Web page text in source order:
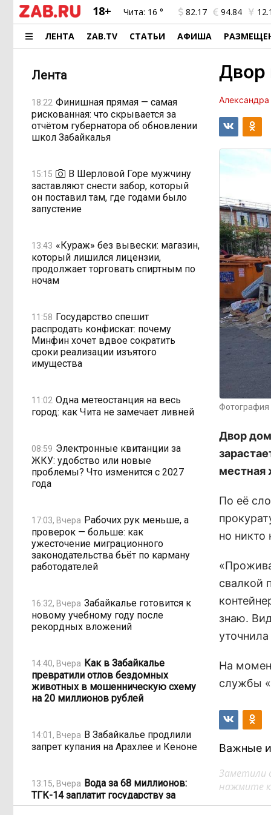
18+ Чита: 16 ° 82.17 94.84
ЛЕНТА ZAB.TV СТАТЬИ АФИША
Лента
18:22 Финишная прямая — самая
рискованная: что скрывается за
отчётом губернатора об обновлении
школ Забайкалья
15:15
В Шерловой Горе мужчину
заставляют снести забор, который
он поставил там, где годами было
запустение
13:43 «Кураж» без вывески: магазин,
который лишился лицензии,
продолжает торговать спиртным по
ночам
11:58 Государство спешит
распродать конфискат: почему
Минфин хочет вдвое сократить
сроки реализации изъятого
имущества
11:02 Одна метеостанция на весь
город: как Чита не замечает ливней
08:59 Электронные квитанции за
ЖКУ: удобство или новые
проблемы? Что изменится с 2027
года
17:03, Вчера Рабочих рук меньше, а
проверок — больше: как
ужесточение миграционного
законодательства бьёт по карману
работодателей
16:32, Вчера Забайкалье готовится к
новому учебному году после
рекордных вложений
14:40, Вчера Как в Забайкалье
превратили отлов бездомных
животных в мошенническую схему
на 20 миллионов рублей
14:01, Вчера В Забайкалье продлили
запрет купания на Арахлее и Кеноне
13:15, Вчера Вода за 68 миллионов:
ТГК-14 заплатит государству за
пользование Кеноном и Ингодой
Двор
Фотография
Двор
местная
По её
но никто
свалкой
знаю.
На
службы
Важные
Заметили
нажмите